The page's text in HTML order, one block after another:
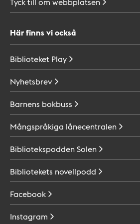
Här finns vi också
Biblioteket Play
Nyhetsbrev
Barnens bokbuss
Mångspråkiga lånecentralen
BibliotekspoddenSolen
Bibliotekets novellpodd
Facebook
Instagram